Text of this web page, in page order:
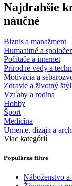
Najdrahšie
náučné
Biznis a manažment
Humanitné a
Počítače a internet
Prírodné vedy a
Motivácia a
Zdravie a životný štýl
Vzťahy a rodina
Hobby
Šport
Medicína
Umenie, dizajn a
Viac kategórií
Populárne filtre
Náboženstvo a